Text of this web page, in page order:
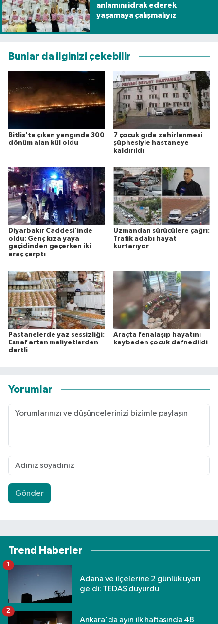
anlamını idrak ederek
yaşamaya çalışmalıyız
Bunlar da ilginizi çekebilir
Bitlis'te çıkan yangında 300
dönüm alan kül oldu
7 çocuk gıda zehirlenmesi
şüphesiyle hastaneye
kaldırıldı
Diyarbakır Caddesi'inde
oldu: Genç kıza yaya
geçidinden geçerken iki
araç çarptı
Uzmandan sürücülere çağrı:
Trafik adabı hayat
kurtarıyor
Pastanelerde yaz sessizliği:
Esnaf artan maliyetlerden
dertli
Araçta fenalaşıp hayatını
kaybeden çocuk defnedildi
Yorumlar
Gönder
Trend Haberler
Adana ve ilçelerine 2 günlük uyarı
geldi: TEDAŞ duyurdu
1
Ankara'da ayın ilk haftasında 48
2